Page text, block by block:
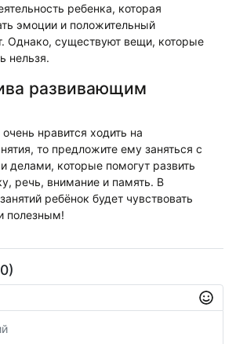
ребенка, которая
эмоции и положительный
Однако, существуют вещи, которые
нельзя.
развивающим
нравится ходить на
то предложите ему заняться с
которые помогут развить
речь, внимание и память. В
ребёнок будет чувствовать
полезным!